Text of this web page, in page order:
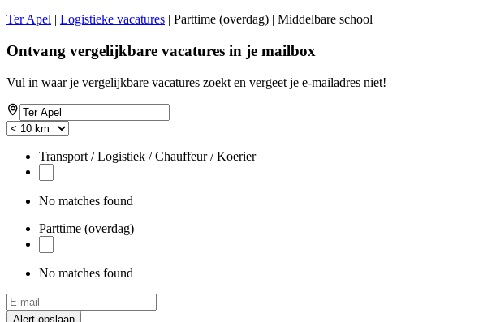
Ter Apel | Logistieke vacatures | Parttime (overdag) | Middelbare school
Ontvang vergelijkbare vacatures in je mailbox
Vul in waar je vergelijkbare vacatures zoekt en vergeet je e-mailadres niet!
Transport / Logistiek / Chauffeur / Koerier
No matches found
Parttime (overdag)
No matches found
Alert opslaan